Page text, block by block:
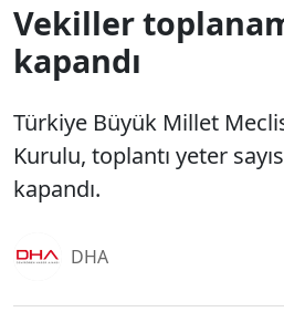
Vekiller
kapandı
Türkiye Büyük Millet
Kurulu, toplantı yeter
kapandı.
DHA